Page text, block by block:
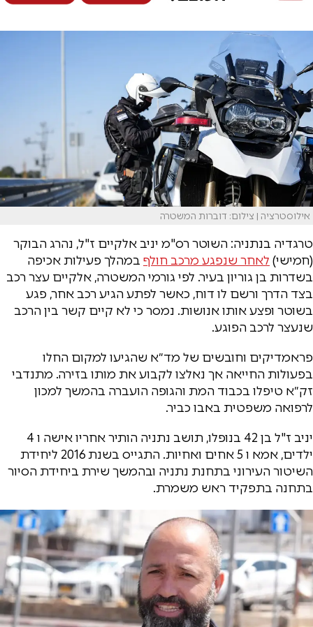
אילוסטרציה | צילום: דוברות המשטרה
טרגדיה בנתניה: השוטר רס"מ יניב אלקיים ז"ל, נהרג הבוקר
(חמישי) לאחר שנפגע מרכב חולף במהלך פעילות אכיפה
בשדרות בן גוריון בעיר. לפי גורמי המשטרה, אלקיים עצר רכב
בצד הדרך ורשם לו דוח, כאשר לפתע הגיע רכב אחר, פגע
בשוטר ופצע אותו אנושות. נמסר כי לא קיים קשר בין הרכב
שנעצר לרכב הפוגע.
פראמדיקים וחובשים של מד״א שהגיעו למקום החלו
בפעולות החייאה אך נאלצו לקבוע את מותו בזירה. מתנדבי
זק״א טיפלו בכבוד המת והגופה הועברה בהמשך למכון
לרפואה משפטית באבו כביר.
יניב ז"ל בן 42 בנופלו, תושב נתניה הותיר אחריו אישה ו 4
ילדים, אמא ו 5 אחים ואחיות. התגייס בשנת 2016 ליחידת
השיטור העירוני בתחנת נתניה ובהמשך שירת ביחידת הסיור
בתחנה בתפקיד ראש משמרת.